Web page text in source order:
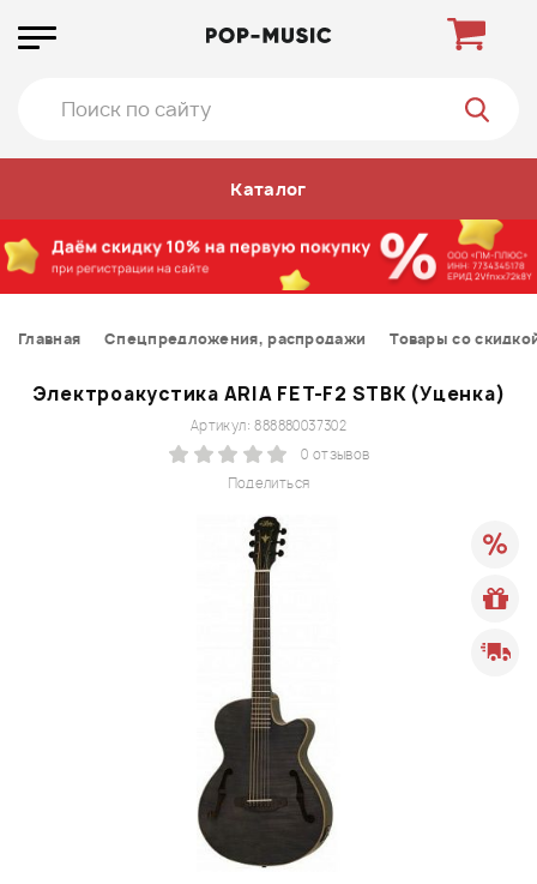
Каталог
Главная Спецпредложения, распродажи Товары со
Электроакустика ARIA FET-F2 STBK (Уценка)
Поделиться
Артикул: 888880037302
0 отзывов